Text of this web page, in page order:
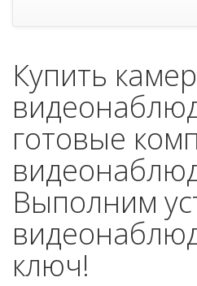
Купить
готовые
Выполним
ключ!